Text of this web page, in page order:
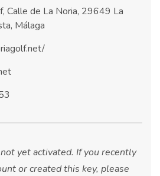
Calle de La Noria, 29649 La
Málaga
yet activated. If you recently
or created this key, please